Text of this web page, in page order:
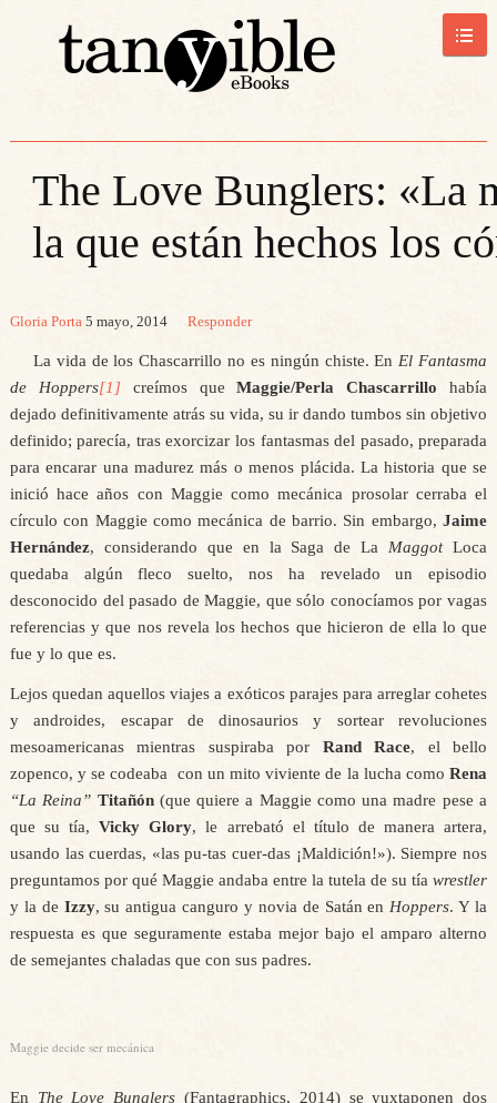
The Love Bunglers: «La
la que están hechos los
Gloria Porta 5 mayo, 2014 Responder
La vida de los Chascarrillo no es ningún chiste. En El Fantasma
de Hoppers[1] creímos queMaggie/Perla Chascarrillo había
dejado definitivamente atrás su vida, su ir dando tumbos sin objetivo
definido; parecía, tras exorcizar los fantasmas del pasado, preparada
para encarar una madurez más o menos plácida. La historia que se
inició hace años con Maggie como mecánica prosolar cerraba el
círculo con Maggie como mecánica de barrio. Sin embargo,Jaime
Hernández, considerando que en la Saga de La MaggotLoca
quedaba algún fleco suelto, nos ha revelado un episodio
desconocido del pasado de Maggie, que sólo conocíamos por vagas
referencias y que nos revela los hechos que hicieron de ella lo que
fue y lo que es.
Lejos quedan aquellos viajes a exóticos parajes para arreglar cohetes
y androides, escapar de dinosaurios y sortear revoluciones
mesoamericanas mientras suspiraba por Rand Race, el bello
zopenco, y se codeaba con un mito viviente de la lucha comoRena
“La Reina” Titañón(que quiere a Maggie como una madre pese a
que su tía,Vicky Glory, le arrebató el título de manera artera,
usando las cuerdas, «las pu-tas cuer-das ¡Maldición!»). Siempre nos
preguntamos por qué Maggie andaba entre la tutela de su tíawrestler
y la de Izzy, su antigua canguro y novia de Satán en Hoppers. Y la
respuesta es que seguramente estaba mejor bajo el amparo alterno
de semejantes chaladas que con sus padres.
Maggie decide ser mecánica
En The Love Bunglers (Fantagraphics, 2014) se yuxtaponen dos